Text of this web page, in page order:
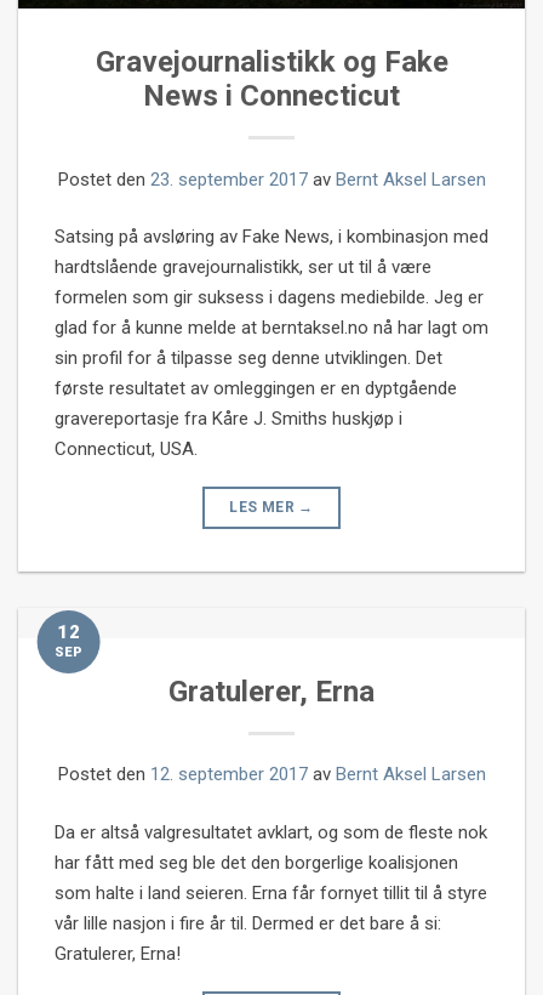
Gravejournalistikk og Fake
News i Connecticut
Postet den 23. september 2017av Bernt Aksel Larsen
Satsing på avsløring av Fake News, i kombinasjon med
hardtslående gravejournalistikk, ser ut til å være
formelen som gir suksess i dagens mediebilde. Jeg er
glad for å kunne melde at berntaksel.no nå har lagt om
sin profil for å tilpasse seg denne utviklingen. Det
første resultatet av omleggingen er en dyptgående
gravereportasje fra Kåre J. Smiths huskjøp i
Connecticut, USA.
LES MER →
12
SEP
Gratulerer, Erna
Postet den 12. september 2017av Bernt Aksel Larsen
Da er altså valgresultatet avklart, og som de fleste nok
har fått med seg ble det den borgerlige koalisjonen
som halte i land seieren. Erna får fornyet tillit til å styre
vår lille nasjon i fire år til. Dermed er det bare å si:
Gratulerer, Erna!